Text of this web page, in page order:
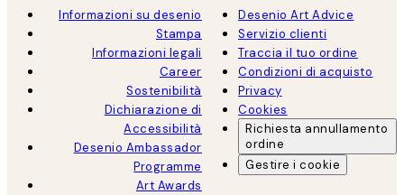
Informazioni su desenio
Stampa
Informazioni legali
Career
Sostenibilità
Dichiarazione di
Accessibilità
Desenio Ambassador
Programme
Art Awards
Desenio Art Advice
Servizio clienti
Traccia il tuo ordine
Condizioni di acquisto
Privacy
Cookies
Richiesta annullamento
ordine
Gestire i cookie